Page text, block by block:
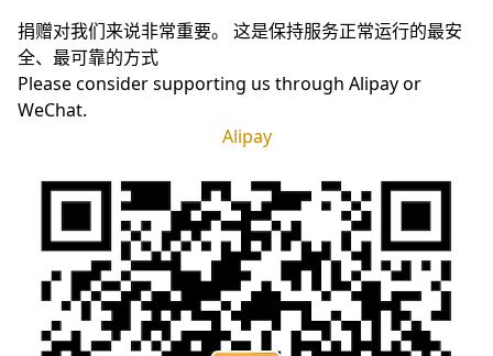
捐赠对我们来说非常重要。 这是保持服务正常运行的最安
全、最可靠的方式
Please consider supporting us through Alipay or
WeChat.
Alipay